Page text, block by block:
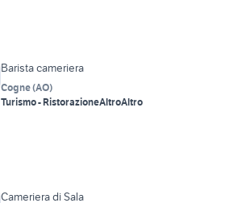
Barista cameriera
Cogne(AO)
Turismo - RistorazioneAltroAltro
Cameriera di Sala